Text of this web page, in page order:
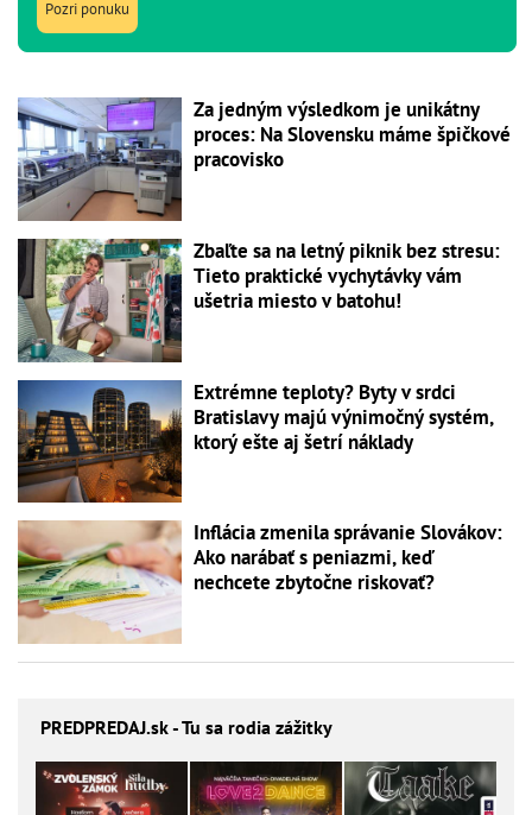
Pozri ponuku
Za jedným výsledkom je unikátny
proces: Na Slovensku máme špičkové
pracovisko
Zbaľte sa na letný piknik bez stresu:
Tieto praktické vychytávky vám
ušetria miesto v batohu!
Extrémne teploty? Byty v srdci
Bratislavy majú výnimočný systém,
ktorý ešte aj šetrí náklady
Inflácia zmenila správanie Slovákov:
Ako narábať s peniazmi, keď
nechcete zbytočne riskovať?
PREDPREDAJ.sk - Tu sa rodia zážitky